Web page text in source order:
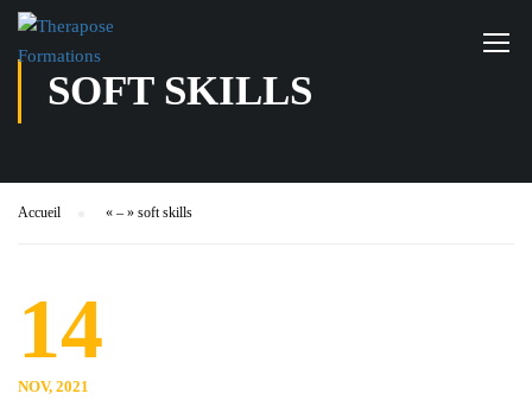
SOFT SKILLS
Accueil « – » soft skills
14
NOV, 2021